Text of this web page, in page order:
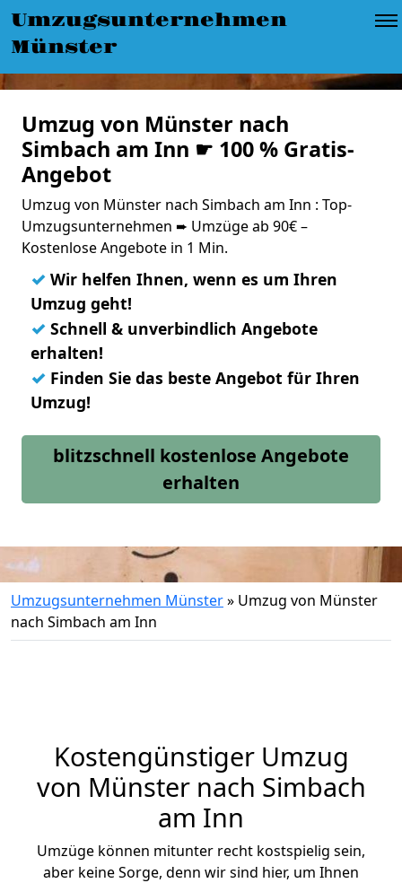
Umzugsunternehmen
Münster
Umzug von Münster nach
Simbach am Inn ☛ 100 % Gratis-
Angebot
Umzug von Münster nach Simbach am Inn : Top-
Umzugsunternehmen ➨ Umzüge ab 90€ –
Kostenlose Angebote in 1 Min.
✓ Wir helfen Ihnen, wenn es um Ihren
Umzug geht!
✓ Schnell & unverbindlich Angebote
erhalten!
✓ Finden Sie das beste Angebot für Ihren
Umzug!
blitzschnell kostenlose Angebote
erhalten
Umzugsunternehmen Münster» Umzug von Münster
nach Simbach am Inn
Kostengünstiger Umzug
von Münster nach Simbach
am Inn
Umzüge können mitunter recht kostspielig sein,
aber keine Sorge, denn wir sind hier, um Ihnen